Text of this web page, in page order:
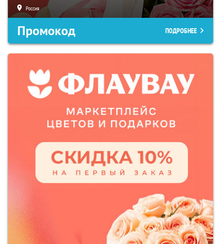
Россия
Промокод ПОДРОБНЕЕ